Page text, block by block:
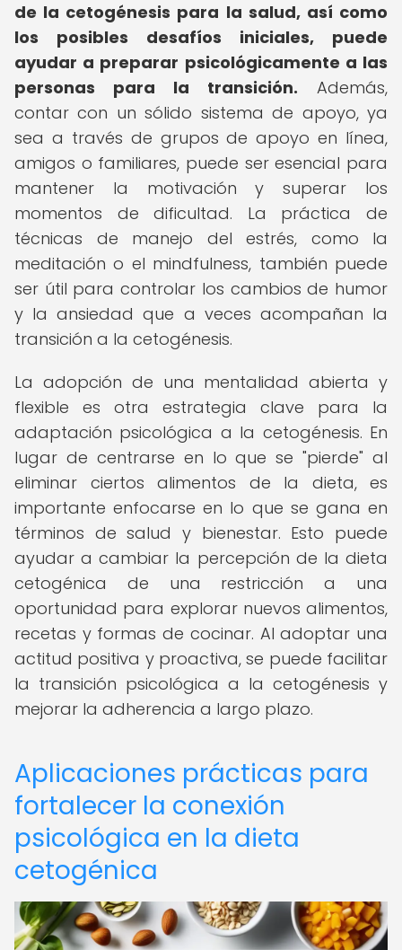
de la cetogénesis para la salud, así como
los posibles desafíos iniciales, puede
ayudar a preparar psicológicamente a las
personas para la transición. Además,
contar con un sólido sistema de apoyo, ya
sea a través de grupos de apoyo en línea,
amigos o familiares, puede ser esencial para
mantener la motivación y superar los
momentos de dificultad. La práctica de
técnicas de manejo del estrés, como la
meditación o el mindfulness, también puede
ser útil para controlar los cambios de humor
y la ansiedad que a veces acompañan la
transición a la cetogénesis.
La adopción de una mentalidad abierta y
flexible es otra estrategia clave para la
adaptación psicológica a la cetogénesis. En
lugar de centrarse en lo que se "pierde" al
eliminar ciertos alimentos de la dieta, es
importante enfocarse en lo que se gana en
términos de salud y bienestar. Esto puede
ayudar a cambiar la percepción de la dieta
cetogénica de una restricción a una
oportunidad para explorar nuevos alimentos,
recetas y formas de cocinar. Al adoptar una
actitud positiva y proactiva, se puede facilitar
la transición psicológica a la cetogénesis y
mejorar la adherencia a largo plazo.
Aplicaciones prácticas para
fortalecer la conexión
psicológica en la dieta
cetogénica